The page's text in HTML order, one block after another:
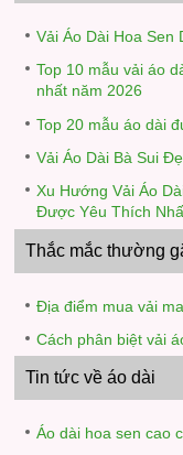
Vải Áo Dài Hoa Sen
Top 10 mẫu vải áo
nhất năm 2026
Top 20 mẫu áo dài
Vải Áo Dài Bà Sui
Xu Hướng Vải Áo
Được Yêu Thích
Thắc mắc thường
Địa điểm mua vải
Cách phân biệt vải
Tin tức về áo dài
Áo dài hoa sen cao